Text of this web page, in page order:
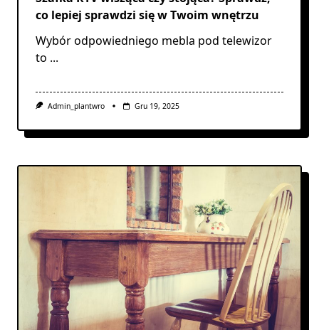
co lepiej sprawdzi się w Twoim wnętrzu
Wybór odpowiedniego mebla pod telewizor
to ...
Admin_plantwro Gru 19, 2025